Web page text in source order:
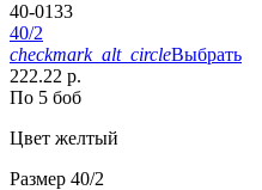
40-0133
40/2
checkmark_alt_circleВыбрать
222.22 р.
По 5 боб
Цвет желтый
Размер 40/2